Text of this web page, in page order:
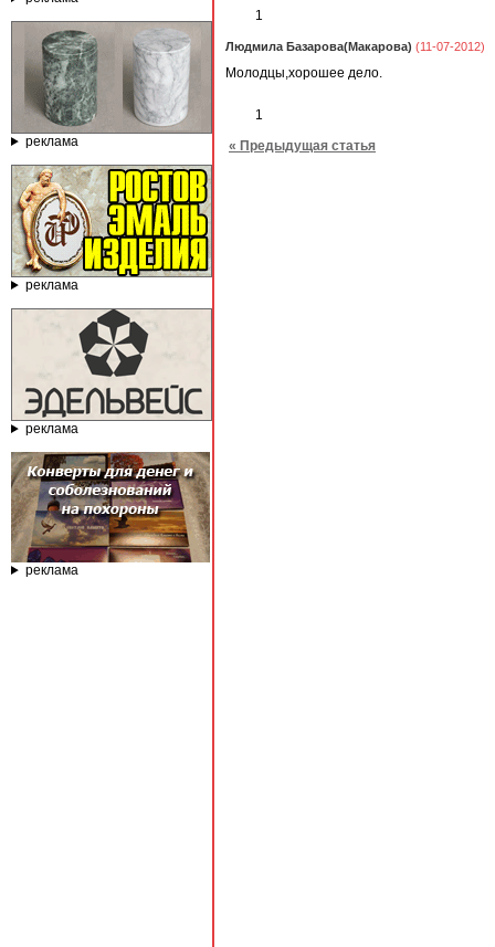
реклама
реклама
реклама
реклама
1
Людмила Базарова(Макарова) (11-07-2012)
Молодцы,хорошее дело.
1
« Предыдущая статья